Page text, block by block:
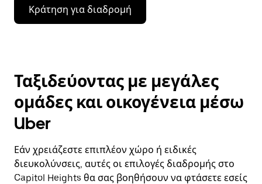
Κράτηση για διαδρομή
Ταξιδεύοντας με μεγάλες
ομάδες και οικογένεια μέσω
Uber
Εάν χρειάζεστε επιπλέον χώρο ή ειδικές
διευκολύνσεις, αυτές οι επιλογές διαδρομής στο
Capitol Heights θα σας βοηθήσουν να φτάσετε εσείς